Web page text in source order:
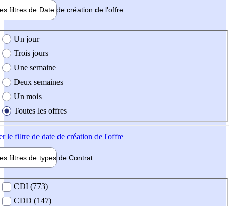
filtres de Date de création de l'offre
création de l'offre
Un jour
Trois jours
Une semaine
Deux semaines
Un mois
Toutes les offres
le filtre de date de création de l'offre
filtres de types de Contrat
contrat
CDI (773)
CDD (147)